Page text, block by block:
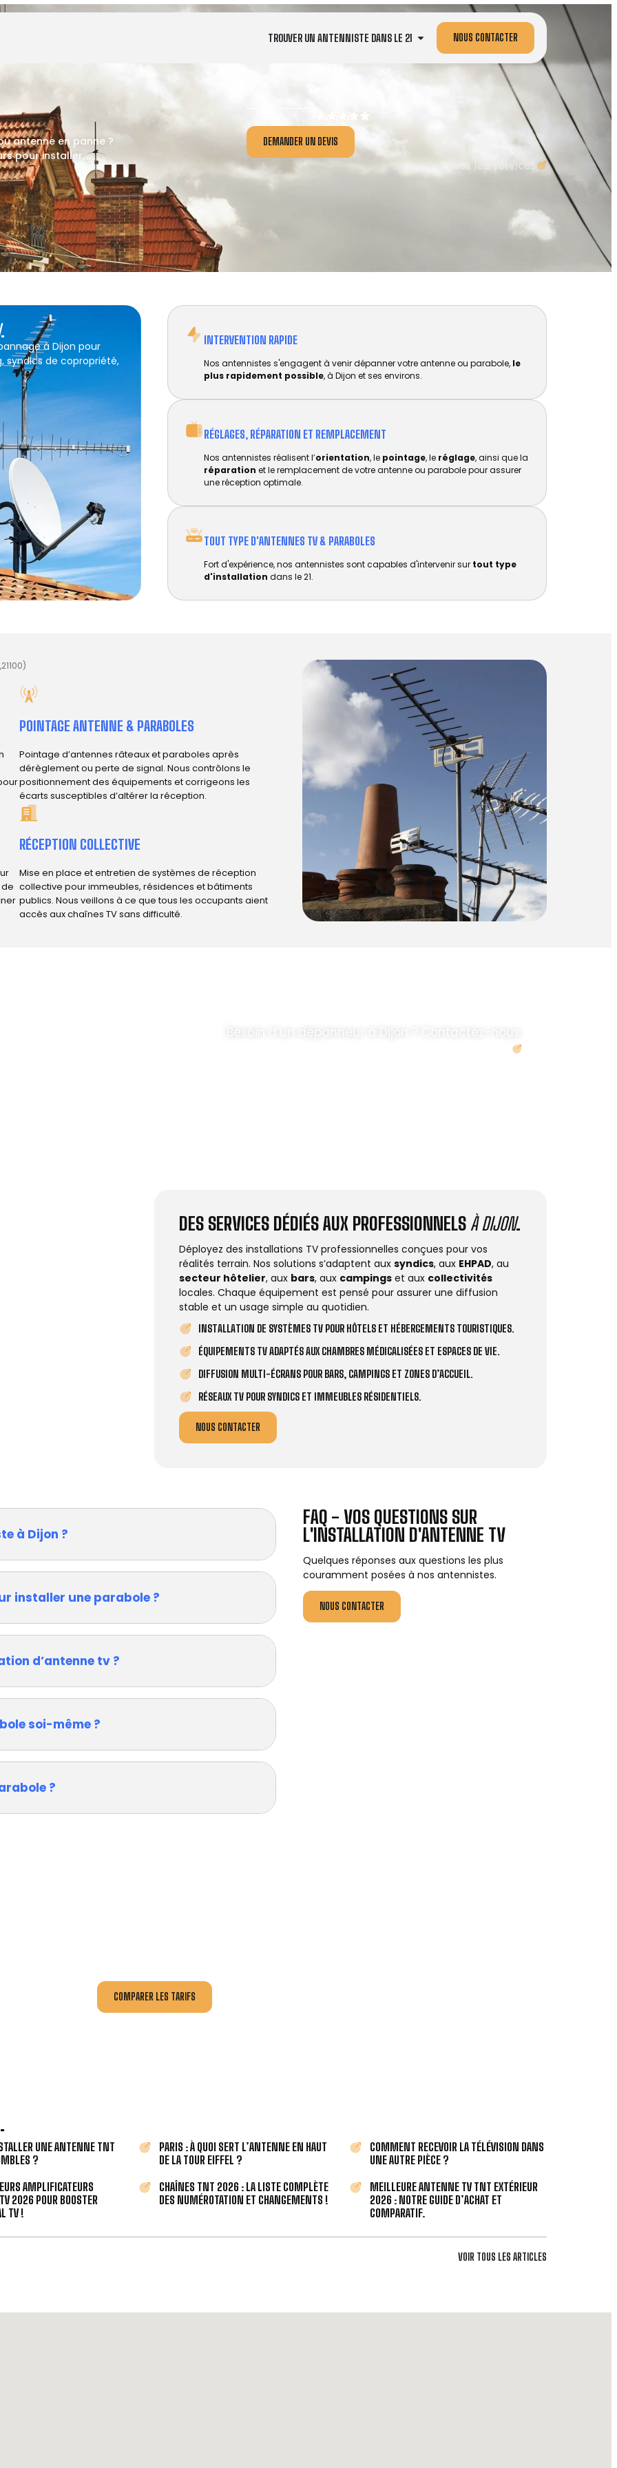
TROUVER UN ANTENNISTE DANS LE 21 NOUS CONTACTER
antenne en panne ?
pour installer,
DEMANDER UN DEVIS
Tous les services
.
à Dijon pour
syndics de copropriété,
INTERVENTION RAPIDE
Nos antennistes s'engagent à venir dépanner votre antenne ou parabole, le
plus rapidement possible, à Dijon et ses environs.
RÉGLAGES, RÉPARATION ET REMPLACEMENT​
Nos antennistes réalisent l’orientation, le pointage, le réglage, ainsi que la
réparation et le remplacement de votre antenne ou parabole pour assurer
une réception optimale.
TOUT TYPE D'ANTENNES TV & PARABOLES
Fort d'expérience, nos antennistes sont capables d'intervenir sur tout type
d'installation dans le 21.
POINTAGE ANTENNE & PARABOLES
Pointage d’antennes râteaux et paraboles après
dérèglement ou perte de signal. Nous contrôlons le
positionnement des équipements et corrigeons les
écarts susceptibles d’altérer la réception.
RÉCEPTION COLLECTIVE
Mise en place et entretien de systèmes de réception
collective pour immeubles, résidences et bâtiments
publics. Nous veillons à ce que tous les occupants aient
accès aux chaînes TV sans difficulté.
Besoin d’un dépanneur à Dijon ? Contactez-nous.
DES SERVICES DÉDIÉS AUX PROFESSIONNELS À DIJON.
Déployez des installations TV professionnelles conçues pour vos
réalités terrain. Nos solutions s’adaptent aux syndics, aux EHPAD, au
secteur hôtelier, aux bars, aux campings et aux collectivités
locales. Chaque équipement est pensé pour assurer une diffusion
stable et un usage simple au quotidien.
INSTALLATION DE SYSTÈMES TV POUR HÔTELS ET HÉBERGEMENTS TOURISTIQUES.
ÉQUIPEMENTS TV ADAPTÉS AUX CHAMBRES MÉDICALISÉES ET ESPACES DE VIE.
DIFFUSION MULTI-ÉCRANS POUR BARS, CAMPINGS ET ZONES D’ACCUEIL.
RÉSEAUX TV POUR SYNDICS ET IMMEUBLES RÉSIDENTIELS.
NOUS CONTACTER
FAQ - VOS QUESTIONS SUR
L'INSTALLATION D'ANTENNE TV
Quelques réponses aux questions les plus
couramment posées à nos antennistes.
NOUS CONTACTER
à Dijon ?
installer une parabole ?
d’antenne tv ?
soi-même ?
?
COMPARER LES TARIFS
UNE ANTENNE TNT
?
PARIS : À QUOI SERT L’ANTENNE EN HAUT
DE LA TOUR EIFFEL ?
COMMENT RECEVOIR LA TÉLÉVISION DANS
UNE AUTRE PIÈCE ?
AMPLIFICATEURS
2026 POUR BOOSTER
TV !
CHAÎNES TNT 2026 : LA LISTE COMPLÈTE
DES NUMÉROTATION ET CHANGEMENTS !
MEILLEURE ANTENNE TV TNT EXTÉRIEUR
2026 : NOTRE GUIDE D’ACHAT ET
COMPARATIF.
VOIR TOUS LES ARTICLES